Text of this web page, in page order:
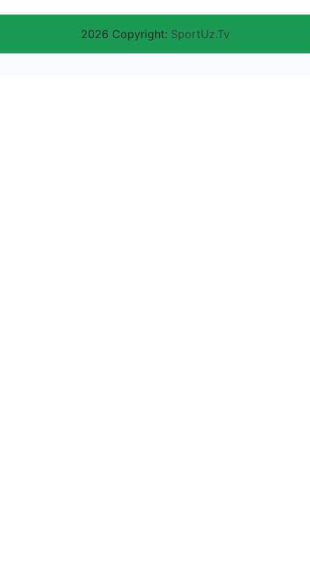
2026 Copyright: SportUz.Tv